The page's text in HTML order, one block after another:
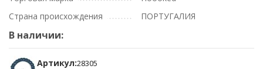
Страна происхождения
ПОРТУГАЛИЯ
В наличии:
Артикул:28305